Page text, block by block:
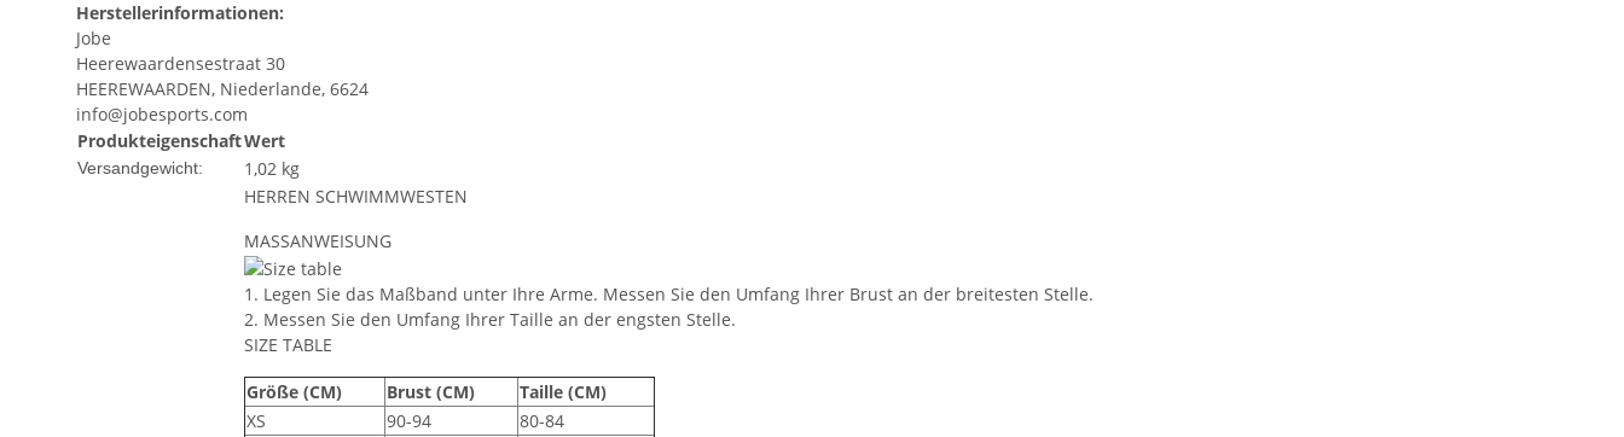
Herstellerinformationen:
Jobe
Heerewaardensestraat 30
HEEREWAARDEN, Niederlande, 6624
info@jobesports.com
ProdukteigenschaftWert
Versandgewicht: 1,02 kg
HERREN SCHWIMMWESTEN
MASSANWEISUNG
1. Legen Sie das Maßband unter Ihre Arme. Messen Sie den Umfang Ihrer Brust an der breitesten Stelle.
2. Messen Sie den Umfang Ihrer Taille an der engsten Stelle.
SIZE TABLE
Größe (CM) Brust (CM)
Taille (CM)
XS
90-94
80-84